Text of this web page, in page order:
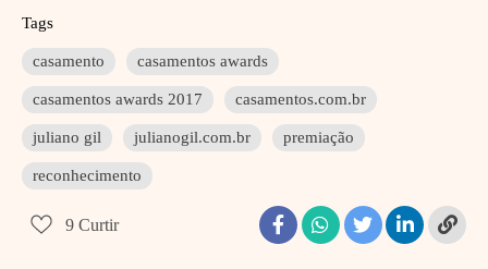
Tags
casamento casamentos awards
casamentos awards 2017 casamentos.com.br
juliano gil julianogil.com.br premiação
reconhecimento
9 Curtir